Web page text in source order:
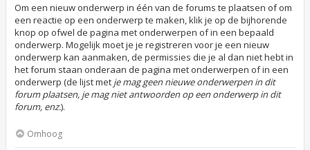
Om een nieuw onderwerp in één van de forums te plaatsen of om
een reactie op een onderwerp te maken, klik je op de bijhorende
knop op ofwel de pagina met onderwerpen of in een bepaald
onderwerp. Mogelijk moet je je registreren voor je een nieuw
onderwerp kan aanmaken, de permissies die je al dan niet hebt in
het forum staan onderaan de pagina met onderwerpen of in een
onderwerp (de lijst met je mag geen nieuwe onderwerpen in dit
forum plaatsen, je mag niet antwoorden op een onderwerp in dit
forum, enz.).
Omhoog